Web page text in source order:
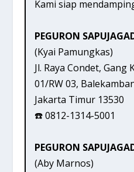
Kami siap
PEGURON
(Kyai Pamungkas)
Jl. Raya Condet, Gang
01/RW 03,
Jakarta Timur 13530
☎️ 0812-1314-5001
PEGURON
(Aby Marnos)